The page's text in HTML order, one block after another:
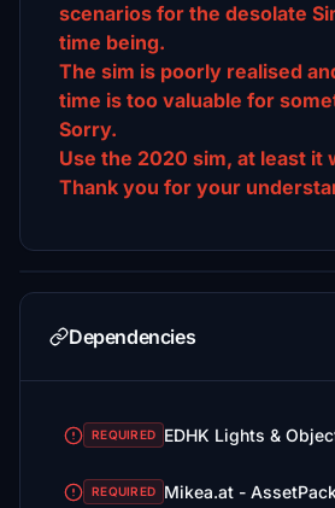
scenarios for the desolate
time being.
The sim is poorly realised
time is too valuable for
Sorry.
Use the 2020 sim, at least it
Thank you for your
Dependencies
REQUIRED
REQUIRED Mikea.at -